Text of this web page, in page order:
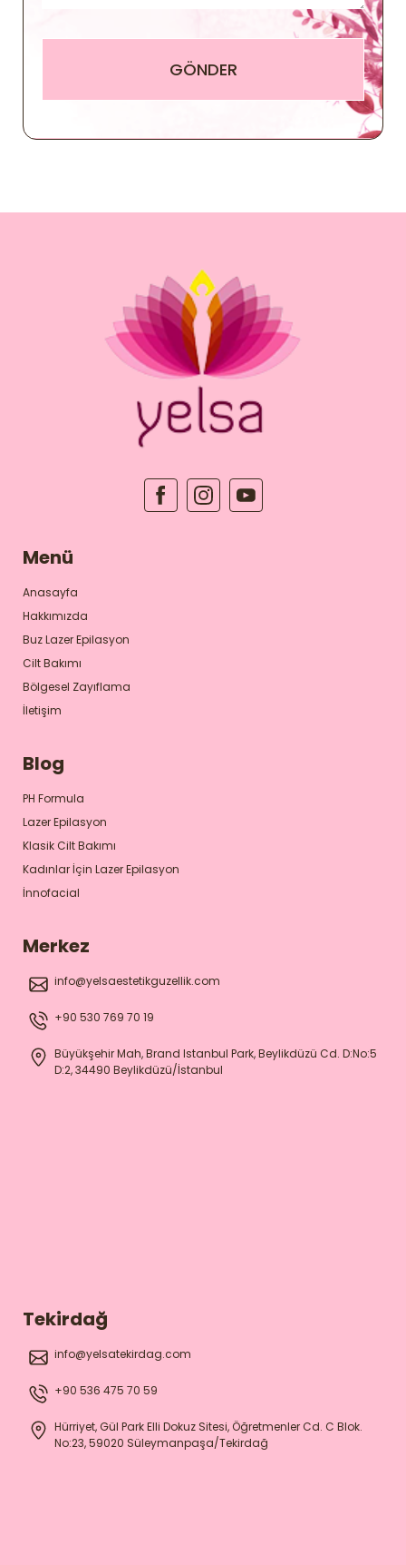
Menü
Anasayfa
Hakkımızda
Buz Lazer Epilasyon
Cilt Bakımı
Bölgesel Zayıflama
İletişim
Blog
PH Formula
Lazer Epilasyon
Klasik Cilt Bakımı
Kadınlar İçin Lazer Epilasyon
İnnofacial
Merkez
info@yelsaestetikguzellik.com
+90 530 769 70 19
Büyükşehir Mah, Brand Istanbul Park, Beylikdüzü Cd. D:No:5
D:2, 34490 Beylikdüzü/İstanbul
Tekirdağ
info@yelsatekirdag.com
+90 536 475 70 59
Hürriyet, Gül Park Elli Dokuz Sitesi, Öğretmenler Cd. C Blok.
No:23, 59020 Süleymanpaşa/Tekirdağ